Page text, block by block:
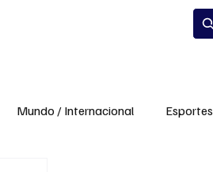
Mundo / Internacional Esportes